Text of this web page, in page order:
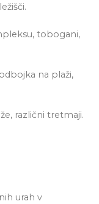
tobogani,
na plaži,
različni tretmaji.
urah v